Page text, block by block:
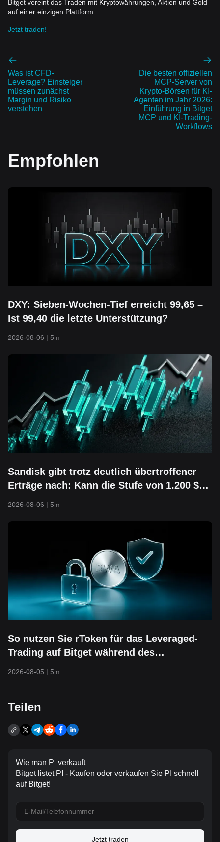
Bitget vereint das Traden mit Kryptowährungen, Aktien und Gold
auf einer einzigen Plattform.
Jetzt traden!
Was ist CFD-
Leverage? Einsteiger
müssen zunächst
Margin und Risiko
verstehen
Die besten offiziellen
MCP-Server von
Krypto-Börsen für KI-
Agenten im Jahr 2026:
Einführung in Bitget
MCP und KI-Trading-
Workflows
Empfohlen
DXY: Sieben-Wochen-Tief erreicht 99,65 –
Ist 99,40 die letzte Unterstützung?
2026-08-06 | 5m
Sandisk gibt trotz deutlich übertroffener
Erträge nach: Kann die Stufe von 1.200 $
2026-08-06 | 5m
So nutzen Sie rToken für das Leveraged-
Trading auf Bitget während des
2026-08-05 | 5m
Teilen
Wie man PI verkauft
Bitget listet PI - Kaufen oder verkaufen Sie PI schnell
auf Bitget!
Jetzt traden